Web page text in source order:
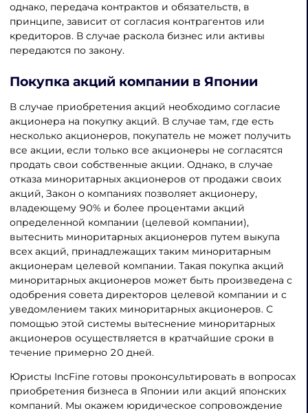
однако, передача контрактов и обязательств, в
принципе, зависит от согласия контрагентов или
кредиторов. В случае раскола бизнес или активы
передаются по закону.
Покупка акций компании в Японии
В случае приобретения акций необходимо согласие
акционера на покупку акций. В случае там, где есть
несколько акционеров, покупатель не может получить
все акции, если только все акционеры не согласятся
продать свои собственные акции. Однако, в случае
отказа миноритарных акционеров от продажи своих
акций, Закон о компаниях позволяет акционеру,
владеющему 90% и более процентами акций
определенной компании (целевой компании),
вытеснить миноритарных акционеров путем выкупа
всех акций, принадлежащих таким миноритарным
акционерам целевой компании. Такая покупка акций
миноритарных акционеров может быть произведена с
одобрения совета директоров целевой компании и с
уведомлением таких миноритарных акционеров. С
помощью этой системы вытеснение миноритарных
акционеров осуществляется в кратчайшие сроки в
течение примерно 20 дней.
Юристы IncFine готовы проконсультировать в вопросах
приобретения бизнеса в Японии или акций японских
компаний. Мы окажем юридическое сопровождение